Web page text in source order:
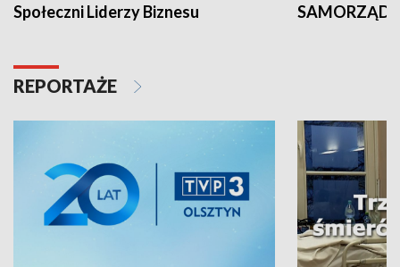
Społeczni Liderzy Biznesu SAMORZĄD
REPORTAŻE